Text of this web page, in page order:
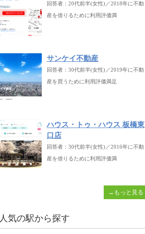
回答者：20代前半(女性)／2018年に不動
産を借りるために利用評価満
サンケイ不動産
回答者：30代前半(女性)／2019年に不動
産を買うために利用評価満足
ハウス・トゥ・ハウス 板橋東
口店
回答者：30代前半(女性)／2016年に不動
産を借りるために利用評価満
→もっと見る
人気の駅から探す